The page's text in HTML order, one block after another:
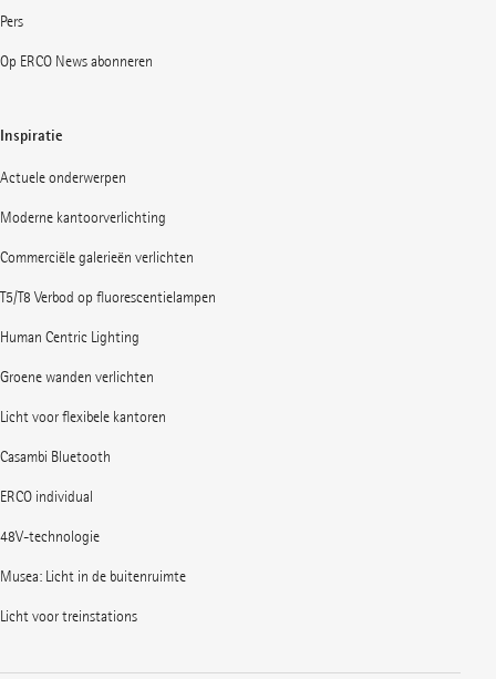
Pers
Op ERCO News abonneren
Inspiratie
Actuele onderwerpen
Moderne kantoorverlichting
Commerciële galerieën verlichten
T5/T8 Verbod op fluorescentielampen
Human Centric Lighting
Groene wanden verlichten
Licht voor flexibele kantoren
Casambi Bluetooth
ERCO individual
48V-technologie
Musea: Licht in de buitenruimte
Licht voor treinstations